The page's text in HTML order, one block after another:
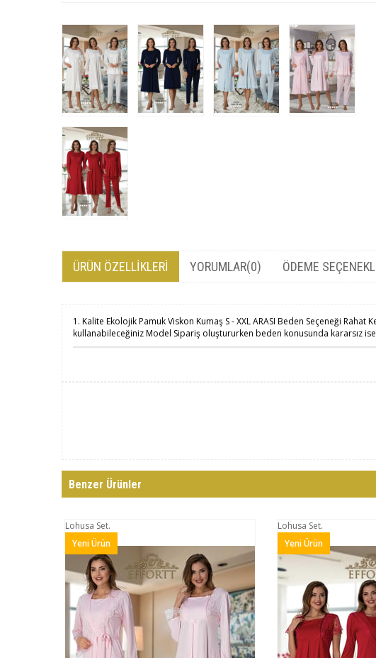
ÜRÜN ÖZELLIKLERI YORUMLAR(0) ÖDEME
1. Kalite Ekolojik Pamuk Viskon Kumaş S - XXL ARASI Beden Seçeneği
kullanabileceğiniz Model Sipariş oluştururken beden konusunda kararsız
Benzer Ürünler
Lohusa Set.
Yeni Ürün
Lohusa Set.
Yeni Ürün